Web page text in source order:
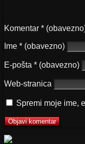
Komentar *
Ime * (obavezno)
E-pošta * (obavezno)
Web-stranica
Spremi moje ime,